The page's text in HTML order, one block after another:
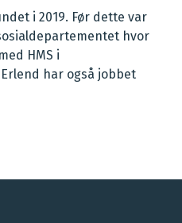
i 2019. Før dette var
hvor
HMS i
har også jobbet